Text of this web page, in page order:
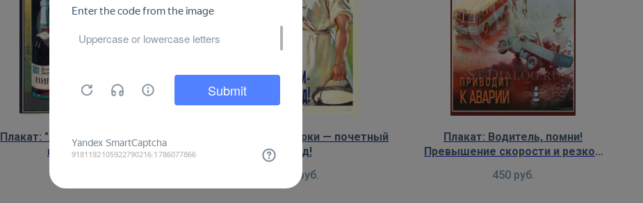
Плакат: "Азвин". Вино, коньяк,
водка, спирт
Плакат: Труд доярки — почетный
труд!
руб.
Плакат: Водитель, помни!
Превышение скорости и резкое
скользкой дороге, приводит к
450 руб.